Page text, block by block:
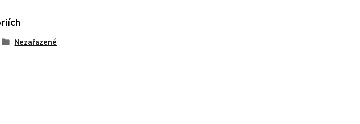
Nezařazené